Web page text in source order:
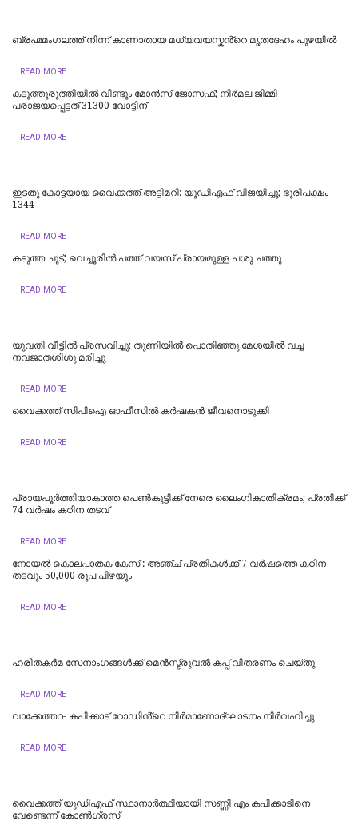
ബ്രഹ്മമംഗലത്ത് നിന്ന് കാണാതായ മധ്യവയസ്കൻ്റെ മൃതദേഹം പുഴയിൽ
READ MORE
കടുത്തുരുത്തിയിൽ വീണ്ടും മോൻസ് ജോസഫ്; നിർമല ജിമ്മി
പരാജയപ്പെട്ടത് 31300 വോട്ടിന്
READ MORE
ഇടതു കോട്ടയായ വൈക്കത്ത് അട്ടിമറി: യുഡിഎഫ് വിജയിച്ചു; ഭൂരിപക്ഷം
1344
READ MORE
കടുത്ത ചൂട്; വെച്ചൂരിൽ പത്ത് വയസ് പ്രായമുള്ള പശു ചത്തു
READ MORE
യുവതി വീട്ടിൽ പ്രസവിച്ചു; തുണിയിൽ പൊതിഞ്ഞു മേശയിൽ വച്ച
നവജാതശിശു മരിച്ചു
READ MORE
വൈക്കത്ത് സിപിഐ ഓഫീസിൽ കർഷകൻ ജീവനൊടുക്കി
READ MORE
പ്രായപൂർത്തിയാകാത്ത പെൺകുട്ടിക്ക് നേരെ ലൈംഗികാതിക്രമം; പ്രതിക്ക്
74 വർഷം കഠിന തടവ്
READ MORE
​നോയൽ കൊലപാതക കേസ് : അഞ്ച് പ്രതികൾക്ക് 7 വർഷത്തെ കഠിന
തടവും 50,000 രൂപ പിഴയും
READ MORE
ഹരിതകർമ സേനാംഗങ്ങൾക്ക് മെൻസ്ട്രുവൽ കപ്പ് വിതരണം ചെയ്തു
READ MORE
വാക്കേത്തറ- കപിക്കാട് റോഡിൻ്റെ നിർമാണോദ്ഘാടനം നിർവഹിച്ചു
READ MORE
വൈക്കത്ത് യുഡിഎഫ് സ്ഥാനാർത്ഥിയായി സണ്ണി എം കപിക്കാടിനെ
വേണ്ടെന്ന് കോൺ​ഗ്രസ്